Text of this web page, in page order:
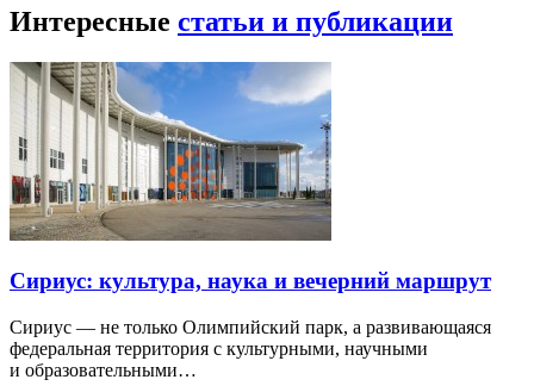
Интересные статьи и публикации
Сириус: культура, наука и вечерний маршрут
Сириус — не только Олимпийский парк, а развивающаяся
федеральная территория с культурными, научными
и образовательными…